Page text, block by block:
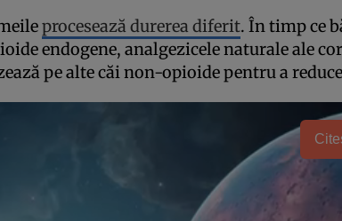
procesează durerea diferit. În timp ce
endogene, analgezicele naturale ale
pe alte căi non-opioide pentru a